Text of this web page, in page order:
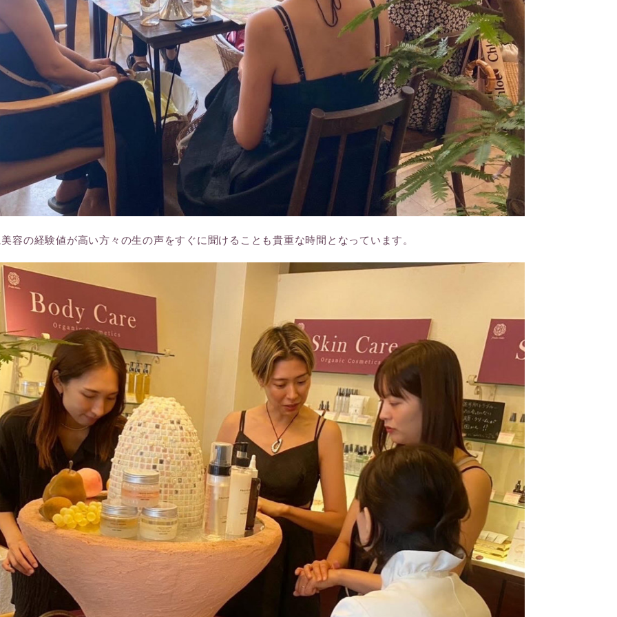
容の経験値が高い方々の生の声をすぐに聞けることも貴重な時間となっています。